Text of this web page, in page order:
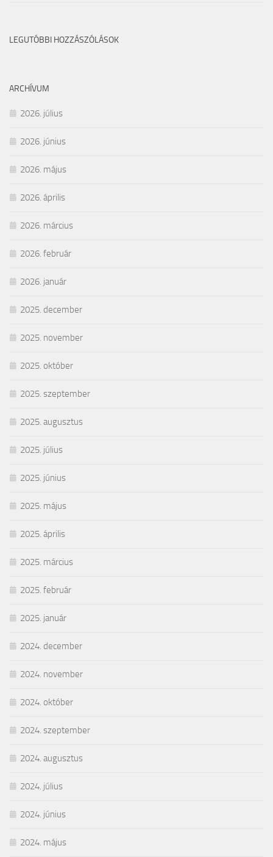
LEGUTÓBBI HOZZÁSZÓLÁSOK
ARCHÍVUM
2026. július
2026. június
2026. május
2026. április
2026. március
2026. február
2026. január
2025. december
2025. november
2025. október
2025. szeptember
2025. augusztus
2025. július
2025. június
2025. május
2025. április
2025. március
2025. február
2025. január
2024. december
2024. november
2024. október
2024. szeptember
2024. augusztus
2024. július
2024. június
2024. május